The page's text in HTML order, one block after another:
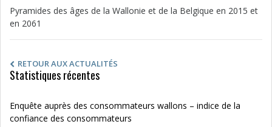
Pyramides des âges de la Wallonie et de la Belgique en 2015 et
en 2061
RETOUR AUX ACTUALITÉS
Statistiques récentes
Enquête auprès des consommateurs wallons – indice de la
confiance des consommateurs